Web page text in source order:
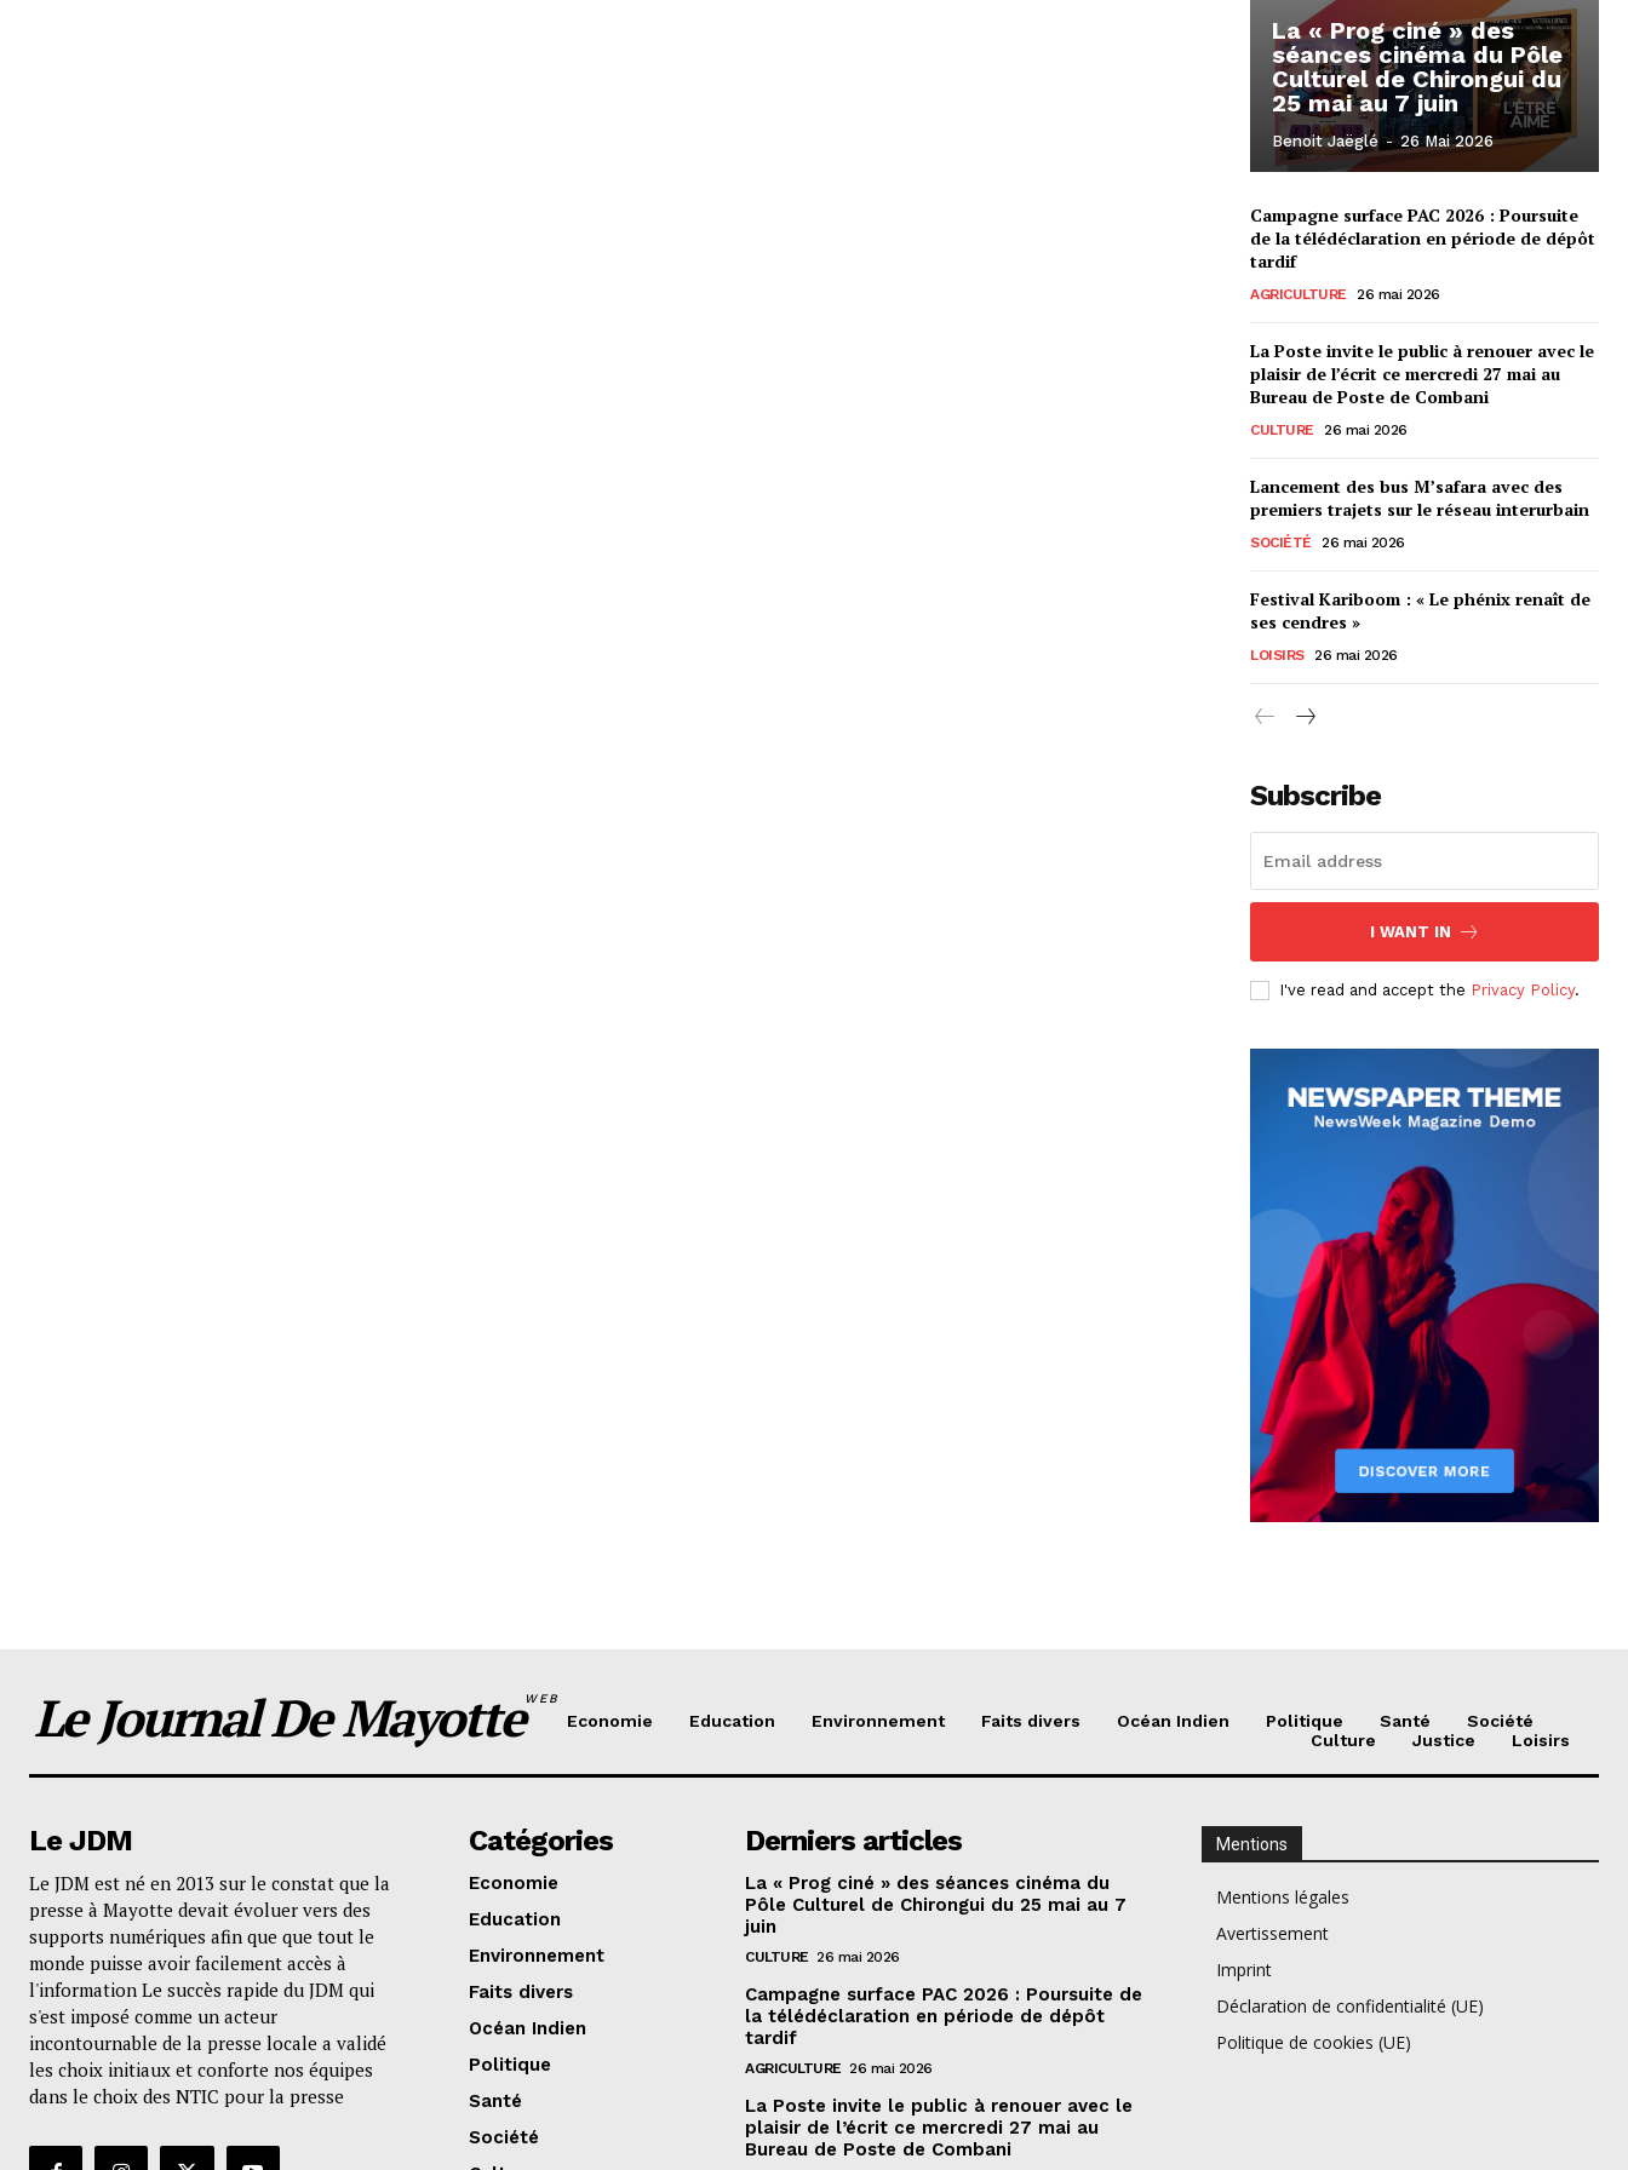
La « Prog ciné » des
séances cinéma du Pôle
Culturel de Chirongui du
25 mai au 7 juin
Benoit Jaëglé - 26 Mai 2026
Campagne surface PAC 2026 : Poursuite
de la télédéclaration en période de dépôt
tardif
AGRICULTURE 26 mai 2026
La Poste invite le public à renouer avec le
plaisir de l’écrit ce mercredi 27 mai au
Bureau de Poste de Combani
CULTURE 26 mai 2026
Lancement des bus M’safara avec des
premiers trajets sur le réseau interurbain
SOCIÉTÉ 26 mai 2026
Festival Kariboom : « Le phénix renaît de
ses cendres »
LOISIRS 26 mai 2026
Subscribe
I WANT IN
I've read and accept the Privacy Policy.
Le Journal De MayotteWEB
Economie Education Environnement Faits divers Océan Indien Politique Santé
Société
Culture
Justice Loisirs
Le JDM
Le JDM est né en 2013 sur le constat que la
presse à Mayotte devait évoluer vers des
supports numériques afin que que tout le
monde puisse avoir facilement accès à
l'information Le succès rapide du JDM qui
s'est imposé comme un acteur
incontournable de la presse locale a validé
les choix initiaux et conforte nos équipes
dans le choix des NTIC pour la presse
Catégories
Economie
Education
Environnement
Faits divers
Océan Indien
Politique
Santé
Société
Derniers articles
La « Prog ciné » des séances cinéma du
Pôle Culturel de Chirongui du 25 mai au 7
juin
CULTURE 26 mai 2026
Campagne surface PAC 2026 : Poursuite de
la télédéclaration en période de dépôt
tardif
AGRICULTURE 26 mai 2026
La Poste invite le public à renouer avec le
plaisir de l’écrit ce mercredi 27 mai au
Bureau de Poste de Combani
Mentions
Mentions légales
Avertissement
Imprint
Déclaration de confidentialité (UE)
Politique de cookies (UE)